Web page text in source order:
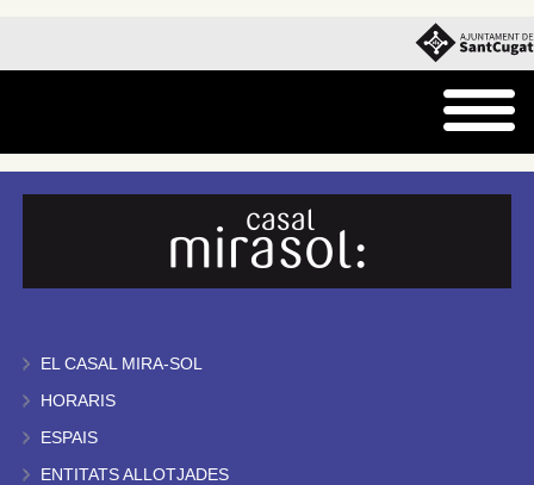
EL CASAL MIRA-SOL
HORARIS
ESPAIS
ENTITATS ALLOTJADES